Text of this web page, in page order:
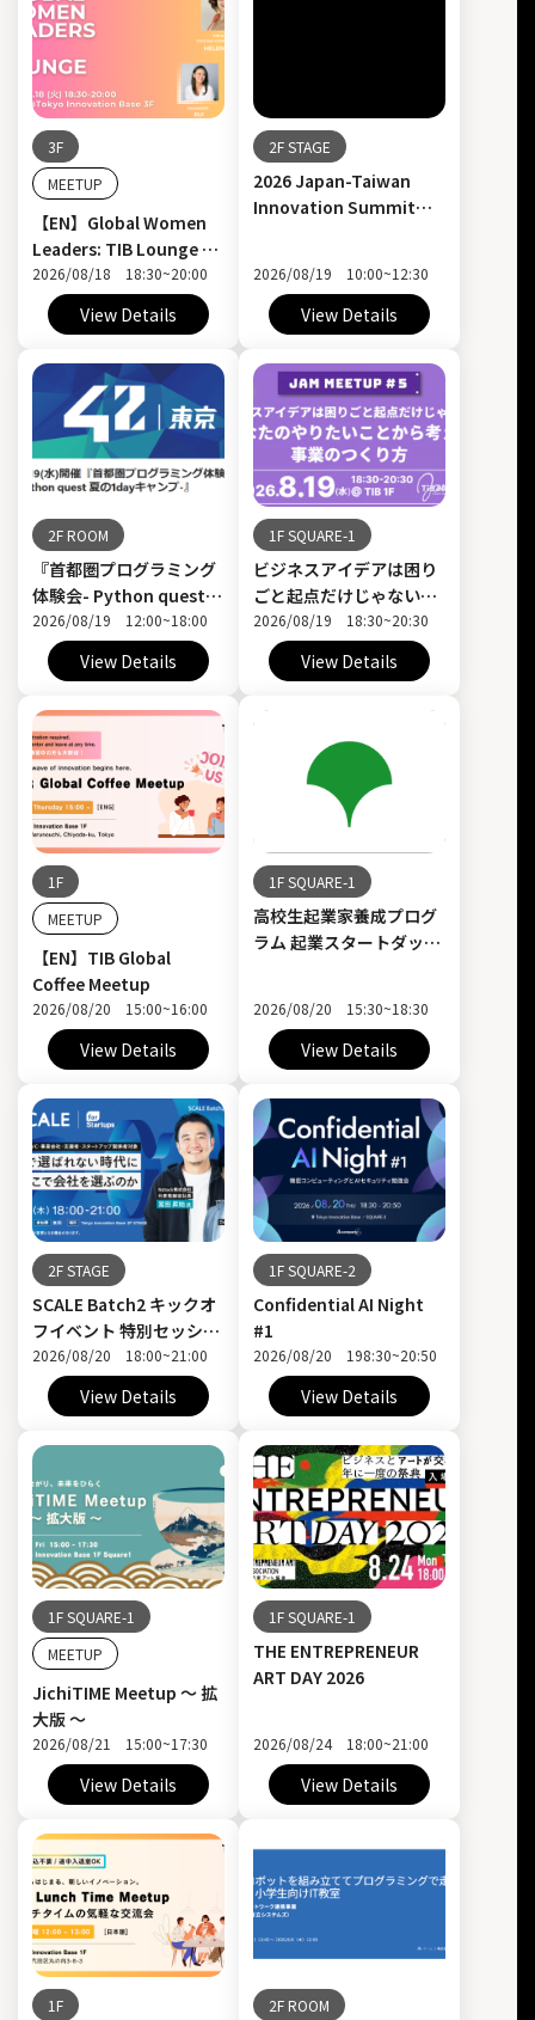
3F
MEETUP
【EN】Global Women
Leaders: TIB Lounge グ
ローバル・ウィメン・リ
ーダーズ TIB ラウンジ
2026/08/18 18:30~20:00
View Details
2F STAGE
2026 Japan-Taiwan
Innovation Summit
2026/08/19 10:00~12:30
View Details
2F ROOM
『首都圏プログラミング
体験会- Python quest
夏の1dayキャンプ-』
2026/08/19 12:00~18:00
View Details
1F SQUARE-1
ビジネスアイデアは困り
ごと起点だけじゃない！
あなたのやりたいことか
ら考える事業のつくり
方〜JAM MEETUP#５〜
2026/08/19 18:30~20:30
View Details
1F
MEETUP
【EN】TIB Global
Coffee Meetup
2026/08/20 15:00~16:00
View Details
1F SQUARE-1
高校生起業家養成プログ
ラム 起業スタートダッシ
2026/08/20 15:30~18:30
View Details
2F STAGE
SCALE Batch2 キックオ
フイベント 特別セッショ
ン｜報酬で選ばれない時
代に、人はどこで会社を
選ぶのか
2026/08/20 18:00~21:00
View Details
1F SQUARE-2
Confidential AI Night
#1
2026/08/20 198:30~20:50
View Details
1F SQUARE-1
MEETUP
JichiTIME Meetup ～ 拡
大版 ～
2026/08/21 15:00~17:30
View Details
1F SQUARE-1
THE ENTREPRENEUR
ART DAY 2026
2026/08/24 18:00~21:00
View Details
1F 2F ROOM